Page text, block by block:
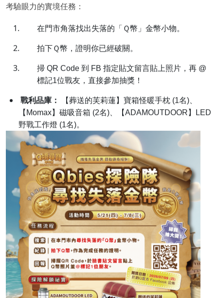
任務四｜地圖實境解謎：尋找失落的Ｑ幣
挑戰期間：5/22(四) - 7/8(四)發揮你的鷹眼技能！這是一場
考驗眼力的實境任務：
在門市角落找出失落的「Ｑ幣」金幣小物。
拍下Ｑ幣，證明你已經破關。
掃 QR Code 到 FB 指定貼文留言貼上照片，再 @
標記1位戰友，直接參加抽獎！
戰利品庫：【葬送的芙莉蓮】寶箱怪暖手枕 (1名)、
【Momax】磁吸音箱 (2名)、【ADAMOUTDOOR】LED
野戰工作燈 (1名)。